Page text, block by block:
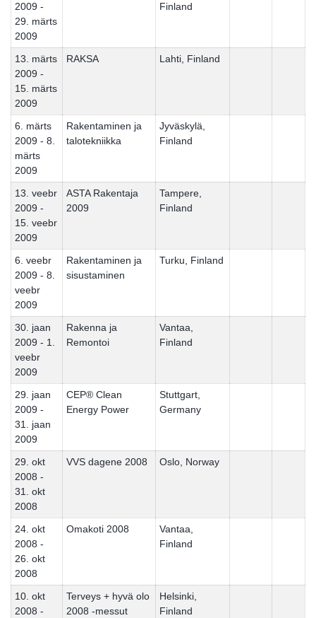
2009 -
29. märts
2009
Finland
13. märts
2009 -
15. märts
2009
RAKSA Lahti, Finland
6. märts
2009 - 8.
märts
2009
Rakentaminen ja
talotekniikka
Jyväskylä,
Finland
13. veebr
2009 -
15. veebr
2009
ASTA Rakentaja
2009
Tampere,
Finland
6. veebr
2009 - 8.
veebr
2009
Rakentaminen ja
sisustaminen
Turku, Finland
30. jaan
2009 - 1.
veebr
2009
Rakenna ja
Remontoi
Vantaa,
Finland
29. jaan
2009 -
31. jaan
2009
CEP® Clean
Energy Power
Stuttgart,
Germany
29. okt
2008 -
31. okt
2008
VVS dagene 2008 Oslo, Norway
24. okt
2008 -
26. okt
2008
Omakoti 2008
Vantaa,
Finland
10. okt
2008 -
Terveys + hyvä olo
2008 -messut
Helsinki,
Finland